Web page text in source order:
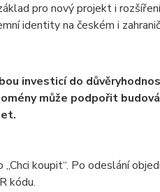
pro nový projekt i
identity na českém i
investicí do
může podpořit
koupit“. Po odeslání
kódu.